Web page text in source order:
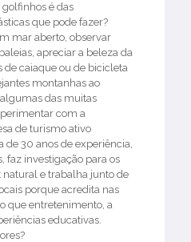
golfinhos é das
que pode fazer?
mar aberto, observar
apreciar a beleza da
de caiaque ou de bicicleta
montanhas ao
das muitas
com a
de turismo ativo
de 30 anos de experiência,
faz investigação para os
natural e trabalha junto de
porque acredita nas
que entretenimento, a
educativas.